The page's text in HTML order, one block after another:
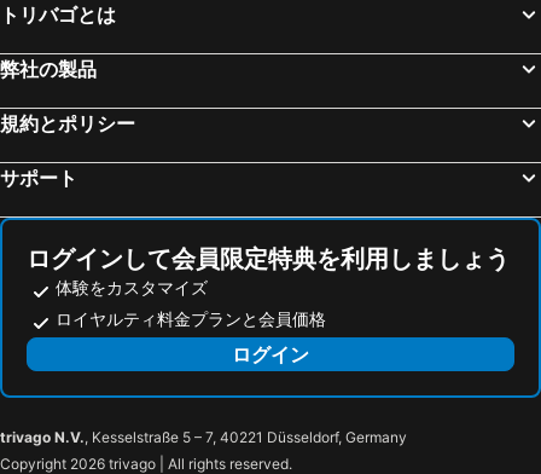
ヴィピテーノ, luxury hotels
シェーナ, luxury hotels
リート イムオーバーインタール, luxury hotels
Kastelbell-Tschars, luxury hotels
ミッテンヴァルト, luxury hotels
Reith bei Seefeld, luxury hotels
トリバゴとは
弊社の製品
規約とポリシー
サポート
ログインして会員限定特典を利用しましょう
体験をカスタマイズ
ロイヤルティ料金プランと会員価格
ログイン
trivago N.V., Kesselstraße 5 – 7, 40221 Düsseldorf, Germany
Copyright 2026 trivago | All rights reserved.